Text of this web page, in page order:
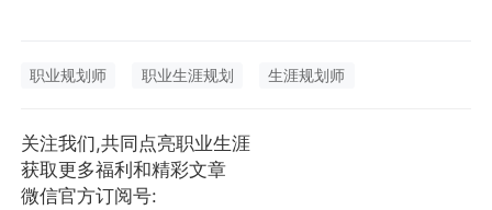
职业规划师 职业生涯规划 生涯规划师
关注我们,共同点亮职业生涯
获取更多福利和精彩文章
微信官方订阅号: